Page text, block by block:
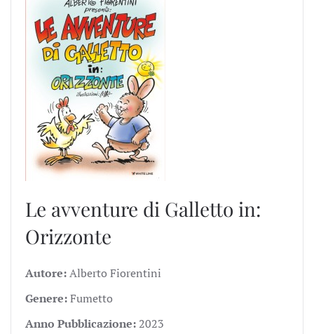
Le avventure di Galletto in:
Orizzonte
Autore:Alberto Fiorentini
Genere:Fumetto
Anno Pubblicazione: 2023